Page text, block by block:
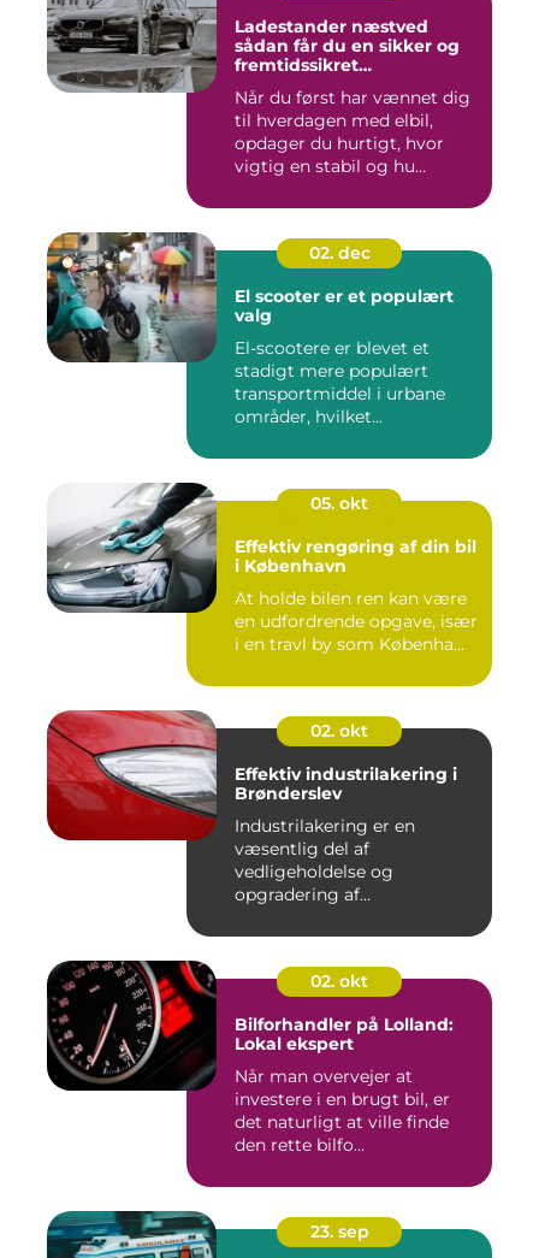
Ladestander næstved
sådan får du en sikker og
fremtidssikret
Når du først har vænnet dig
til hverdagen med elbil,
opdager du hurtigt, hvor
vigtig en stabil og hu...
02. dec
El scooter er et populært
valg
El-scootere er blevet et
stadigt mere populært
transportmiddel i urbane
områder, hvilket...
05. okt
Effektiv rengøring af din bil
i København
At holde bilen ren kan være
en udfordrende opgave, især
i en travl by som Københa...
02. okt
Effektiv industrilakering i
Brønderslev
Industrilakering er en
væsentlig del af
vedligeholdelse og
opgradering af
02. okt
Bilforhandler på Lolland:
Lokal ekspert
Når man overvejer at
investere i en brugt bil, er
det naturligt at ville finde
den rette bilfo...
23. sep